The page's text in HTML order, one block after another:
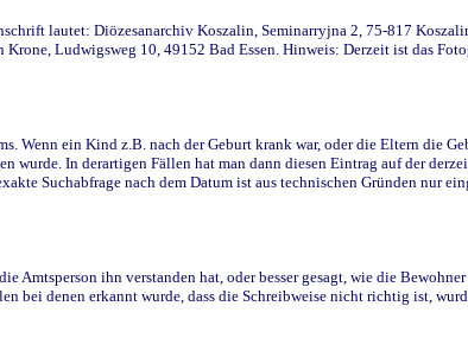
lautet: Diözesanarchiv Koszalin, Seminarryjna 2, 75-817
Ludwigsweg 10, 49152 Bad Essen. Hinweis: Derzeit ist das
Wenn ein Kind z.B. nach der Geburt krank war, oder die Eltern die
In derartigen Fällen hat man dann diesen Eintrag auf der
Suchabfrage nach dem Datum ist aus technischen Gründen nur
ihn verstanden hat, oder besser gesagt, wie die
bei denen erkannt wurde, dass die Schreibweise nicht richtig ist,